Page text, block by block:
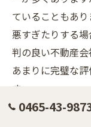
ていることもあ
悪すぎたりする
判の良い不動産
あまりに完璧な
す。
0465-43-